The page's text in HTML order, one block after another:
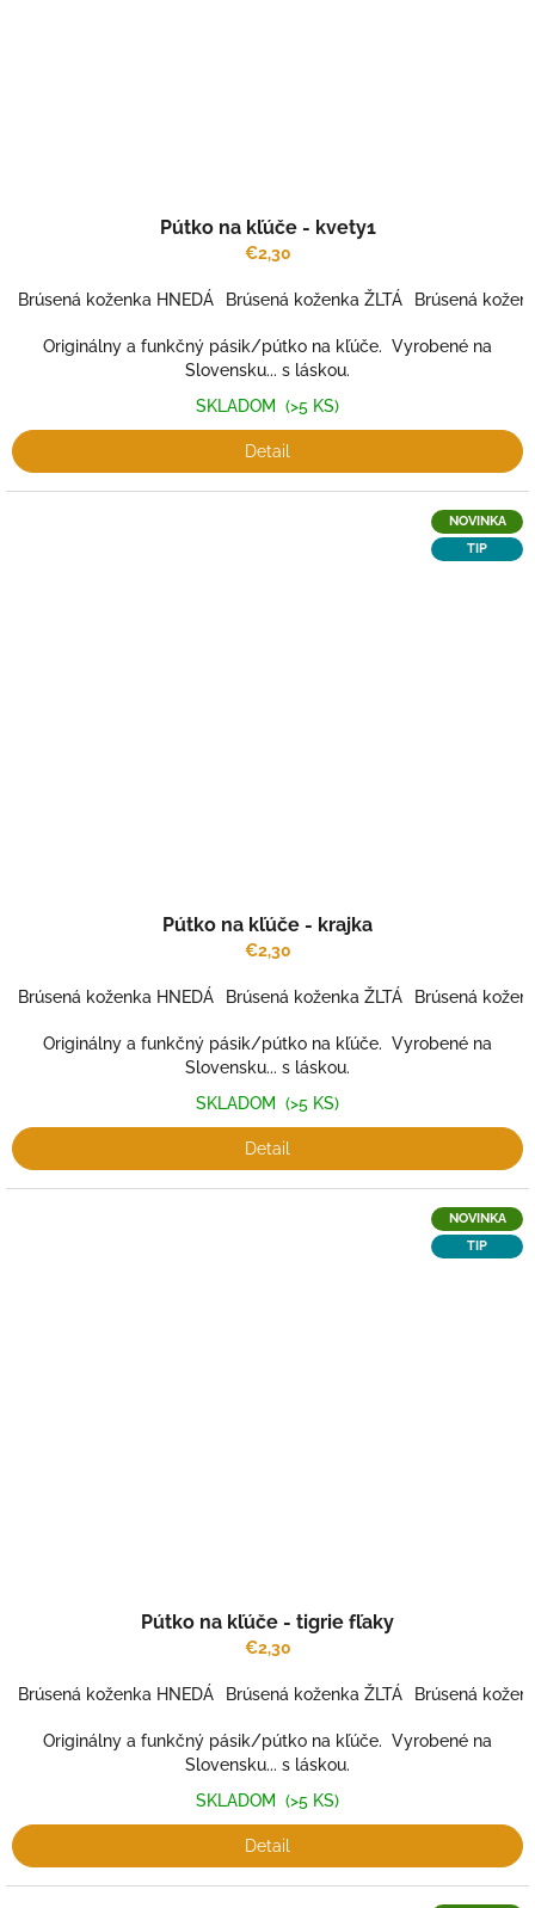
Pútko na kľúče - kvety1
€2,30
Brúsená koženka HNEDÁ Brúsená koženka ŽLTÁ Brúsená
Originálny a funkčný pásik/pútko na kľúče. Vyrobené na
Slovensku... s láskou.
SKLADOM (>5 KS)
Detail
NOVINKA
TIP
Pútko na kľúče - krajka
€2,30
Brúsená koženka HNEDÁ Brúsená koženka ŽLTÁ Brúsená
Originálny a funkčný pásik/pútko na kľúče. Vyrobené na
Slovensku... s láskou.
SKLADOM (>5 KS)
Detail
NOVINKA
TIP
Pútko na kľúče - tigrie fľaky
€2,30
Brúsená koženka HNEDÁ Brúsená koženka ŽLTÁ Brúsená
Originálny a funkčný pásik/pútko na kľúče. Vyrobené na
Slovensku... s láskou.
SKLADOM (>5 KS)
Detail